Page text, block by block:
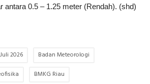
antara 0.5 – 1.25 meter (Rendah). (shd)
2026
Badan Meteorologi
BMKG Riau